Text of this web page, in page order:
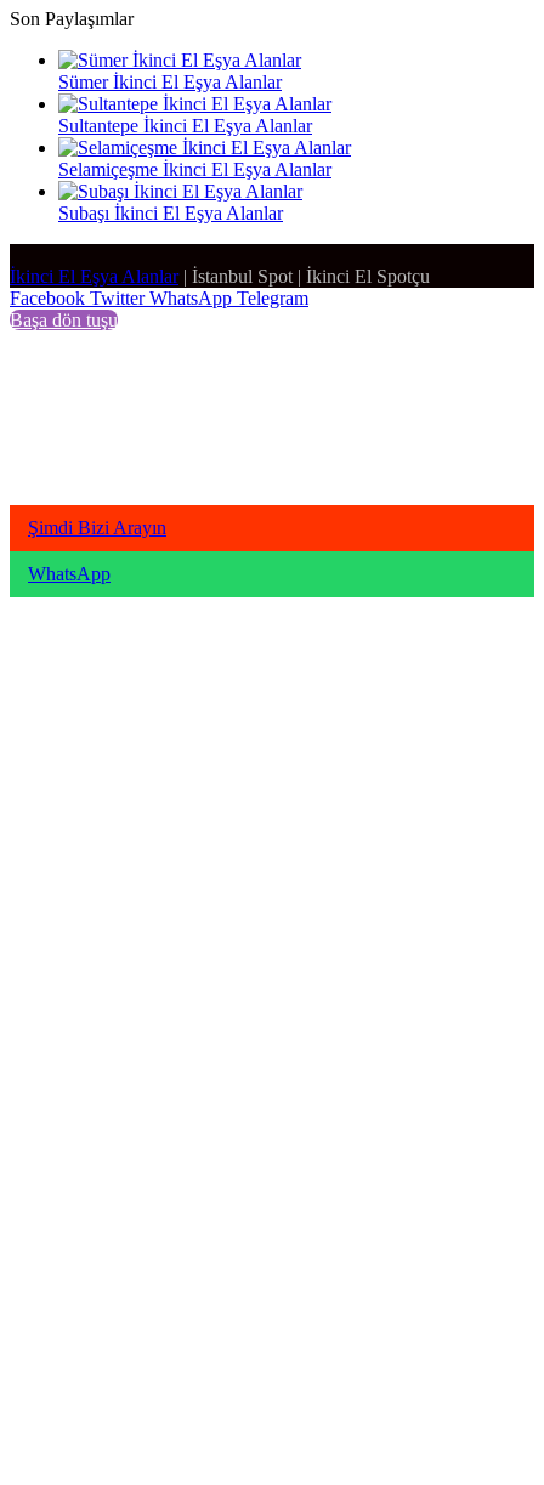
Son Paylaşımlar
Sümer İkinci El Eşya Alanlar
Sultantepe İkinci El Eşya Alanlar
Selamiçeşme İkinci El Eşya Alanlar
Subaşı İkinci El Eşya Alanlar
İkinci El Eşya Alanlar İstanbul Spot İkinci El Spotçu
Facebook Twitter WhatsApp Telegram
Başa dön tuşu
Şimdi Bizi Arayın
WhatsApp